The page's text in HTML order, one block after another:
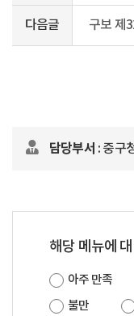
다음글 구보 제
담당부서 : 중구
해당 메뉴에
아주 만족
불만